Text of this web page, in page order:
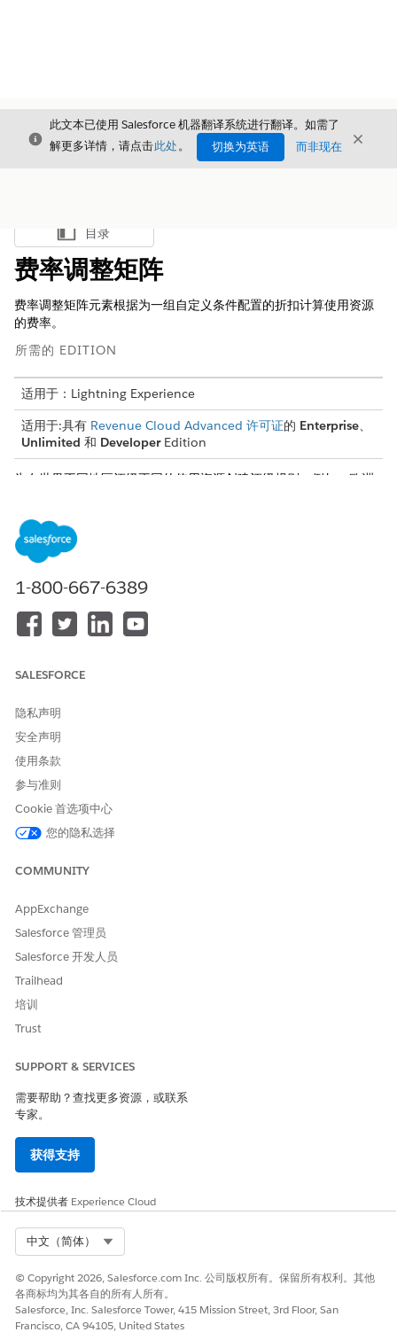
关闭
此文本已使用 Salesforce 机器翻译系统进行翻译。如需了
解更多详情，请点击此处。 切换为英语 而非现在 关闭
显示目录
目录
费率调整矩阵
费率调整矩阵元素根据为一组自定义条件配置的折扣计算使用资源
的费率。
所需的 EDITION
适用于：Lightning Experience
适用于:具有 Revenue Cloud Advanced 许可证的 Enterprise、
Unlimited 和 DeveloperEdition
为在世界不同地区评级不同的使用资源创建评级规则。例如，欧洲
费率调整矩阵变量
要计算折扣，请使用 RateManagementContext 上下文定义，
并将其与自定义费率调整矩阵相关联。
添加费率调整矩阵元素
以下是如何将费率调整矩阵元素添加到评级程序。
1-800-667-6389
SALESFORCE
隐私声明
安全声明
使用条款
参与准则
Cookie 首选项中心
您的隐私选择
COMMUNITY
AppExchange
Salesforce 管理员
Salesforce 开发人员
Trailhead
培训
Trust
SUPPORT & SERVICES
需要帮助？查找更多资源，或联系
专家。
获得支持
技术提供者 Experience Cloud
中文（简体）
© Copyright 2026, Salesforce.com Inc. 公司版权所有。保留所有权利。其他
各商标均为其各自的所有人所有。
Salesforce, Inc. Salesforce Tower, 415 Mission Street, 3rd Floor, San
Francisco, CA 94105, United States